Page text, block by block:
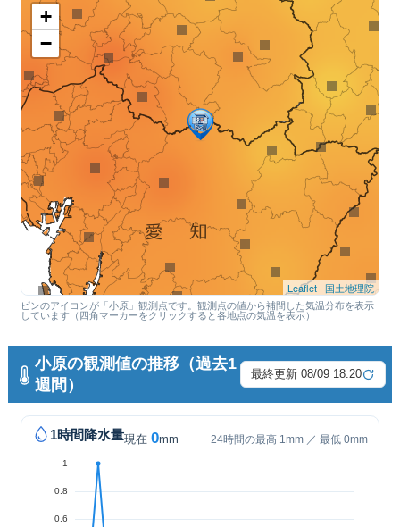
+
−
Leaflet |国土地理院
ピンのアイコンが「小原」観測点です。観測点の値から補間した気温分布を表示
しています（四角マーカーをクリックすると各地点の気温を表示）
小原の観測値の推移（過去1
週間）
最終更新 08/09 18:20
1時間降水量現在 0mm 24時間の最高 1mm ／ 最低 0mm